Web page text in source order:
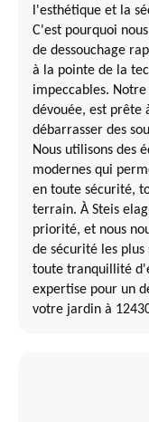
l'esthétique et la
C'est pourquoi
de dessouchage
à la pointe de la
impeccables.
dévouée, est prête
débarrasser des
Nous utilisons des
modernes qui
en toute sécurité,
terrain. À Steis
priorité, et nous
de sécurité les
toute tranquillité
expertise pour un
votre jardin à